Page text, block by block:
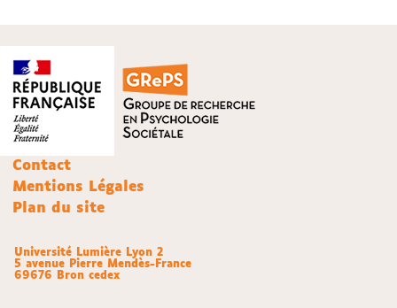
Contact
Mentions Légales
Plan du site
Université Lumière Lyon 2
5 avenue Pierre Mendès-France
69676 Bron cedex